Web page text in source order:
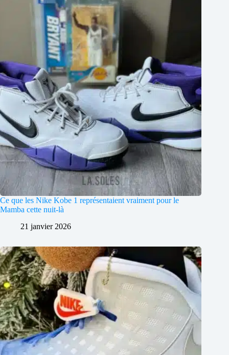
Ce que les Nike Kobe 1 représentaient vraiment pour le
Mamba cette nuit-là
21 janvier 2026